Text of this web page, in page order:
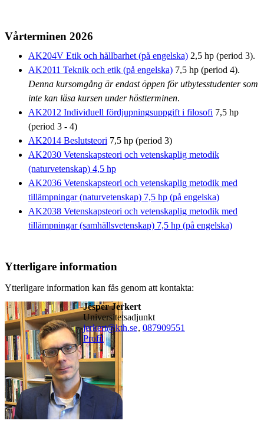
Vårterminen 2026
AK204V Etik och hållbarhet (på engelska) 2,5 hp (period 3).
AK2011 Teknik och etik (på engelska) 7,5 hp (period 4).
Denna kursomgång är endast öppen för utbytesstudenter som
inte kan läsa kursen under höstterminen.
AK2012 Individuell fördjupningsuppgift i filosofi 7,5 hp
(period 3 - 4)
AK2014 Beslutsteori 7,5 hp (period 3)
AK2030 Vetenskapsteori och vetenskaplig metodik
(naturvetenskap) 4,5 hp
AK2036 Vetenskapsteori och vetenskaplig metodik med
tillämpningar (naturvetenskap) 7,5 hp (på engelska)
AK2038 Vetenskapsteori och vetenskaplig metodik med
tillämpningar (samhällsvetenskap) 7,5 hp (på engelska)
Ytterligare information
Ytterligare information kan fås genom att kontakta:
Jesper Jerkert
universitetsadjunkt
jerkert@kth.se, 087909551
Profil